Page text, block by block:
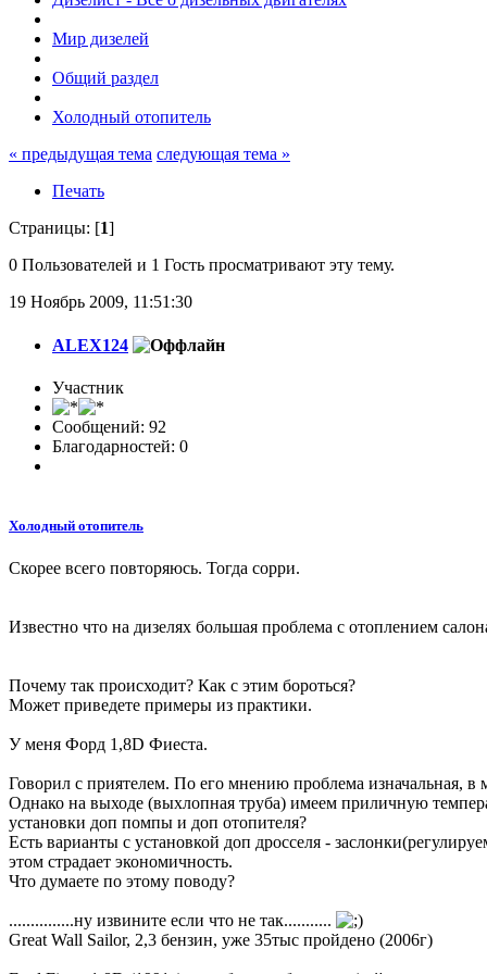
Мир дизелей
Общий раздел
Холодный отопитель
« предыдущая тема следующая тема »
Печать
Страницы: [1]
0 Пользователей и 1 Гость просматривают эту тему.
19 Ноябрь 2009, 11:51:30
ALEX124
Участник
Сообщений: 92
Благодарностей: 0
Холодный отопитель
Скорее всего повторяюсь. Тогда сорри.
Известно что на дизелях большая проблема с отоплением
Почему так происходит? Как с этим бороться?
Может приведете примеры из практики.
У меня Форд 1,8D Фиеста.
Говорил с приятелем. По его мнению проблема изначальная, в
Однако на выходе (выхлопная труба) имеем приличную
установки доп помпы и доп отопителя?
Есть варианты с установкой доп дросселя -
этом страдает экономичность.
Что думаете по этому поводу?
...............ну извините если что не так...........
Great Wall Sailor, 2,3 бензин, уже 35тыс пройдено (2006г)